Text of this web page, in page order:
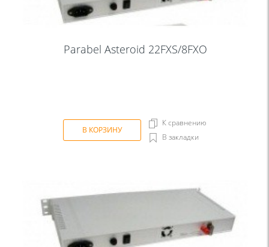
Parabel Asteroid 22FXS/8FXO
В КОРЗИНУ
К сравнению
В закладки